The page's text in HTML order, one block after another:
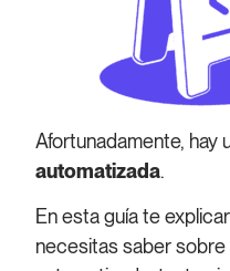
Afortunadamente, hay
automatizada.
En esta guía te
necesitas saber